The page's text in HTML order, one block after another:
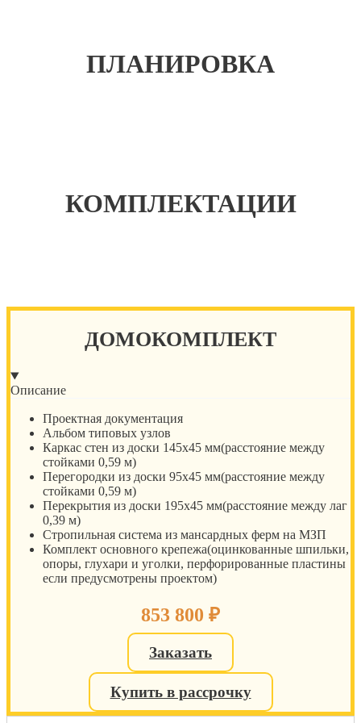
ПЛАНИРОВКА
КОМПЛЕКТАЦИИ
ДОМОКОМПЛЕКТ
Описание
Проектная документация
Альбом типовых узлов
Каркас стен из доски 145х45 мм(расстояние между
стойками 0,59 м)
Перегородки из доски 95х45 мм(расстояние между
стойками 0,59 м)
Перекрытия из доски 195х45 мм(расстояние между лаг
0,39 м)
Стропильная система из мансардных ферм на МЗП
Комплект основного крепежа(оцинкованные шпильки,
опоры, глухари и уголки, перфорированные пластины
если предусмотрены проектом)
853 800 ₽
Заказать
Купить в рассрочку